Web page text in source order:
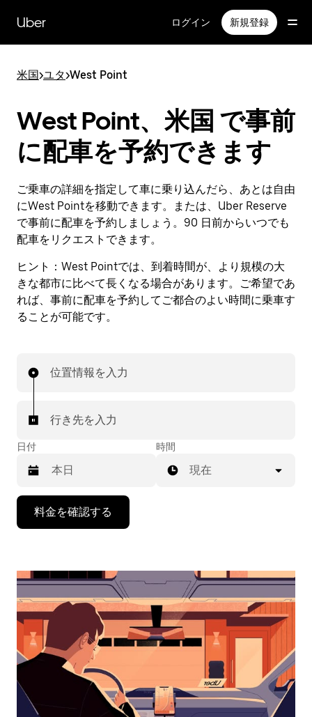
Uber ログイン 新規登録
米国>ユタ>West Point
West Point、米国 で事前
に配車を予約できます
ご乗車の詳細を指定して車に乗り込んだら、あとは自由
にWest Pointを移動できます。または、Uber Reserve
で事前に配車を予約しましょう。90 日前からいつでも
配車をリクエストできます。
ヒント： West Pointでは、到着時間が、より規模の大
きな都市に比べて長くなる場合があります。ご希望であ
れば、事前に配車を予約してご都合のよい時間に乗車す
ることが可能です。
位置情報を入力
行き先を入力
日付
で
ン
ダ
ー
を
操
作
し、
時間
現在
料金を確認する